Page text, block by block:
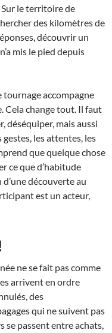
le territoire de
des kilomètres de
découvrir un
mis le pied depuis
tournage accompagne
Cela change tout. Il faut
déséquiper, mais aussi
gestes, les attentes, les
que quelque chose
ce que d’habitude
découverte au
est un acteur,
ne se fait pas comme
arrivent en ordre
des
qui ne suivent pas
se passent entre achats,